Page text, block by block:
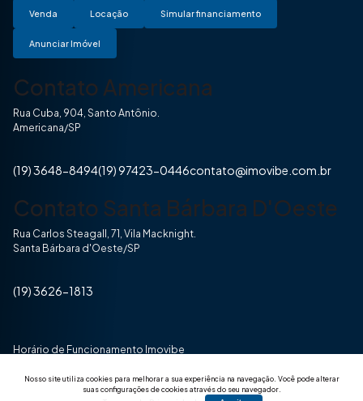
Nosso site utiliza cookies para melhorar a sua experiência na navegação. Você pode alterar
suas configurações de cookies através do seu navegador.
Venda Locação Simular financiamento
Anunciar Imóvel
Contato Americana
Rua Cuba, 904, Santo Antônio.
Americana/SP
(19) 3648-8494(19) 97423-0446contato@imovibe.com.br
Contato Santa Bárbara D'Oeste
Rua Carlos Steagall, 71, Vila Macknight.
Santa Bárbara d'Oeste/SP
(19) 3626-1813
Horário de Funcionamento Imovibe
Seg a Sexta das 8hrs às 17h30min